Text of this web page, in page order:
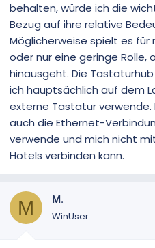
behalten, würde ich die
Bezug auf ihre relative
Möglicherweise spielt es
oder nur eine geringe Rolle,
hinausgeht. Die
ich hauptsächlich auf dem
externe Tastatur verwende.
auch die Ethernet-
verwende und mich nicht
Hotels verbinden kann.
M M.
WinUser